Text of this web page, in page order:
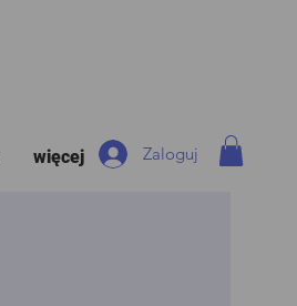
więcej Zaloguj